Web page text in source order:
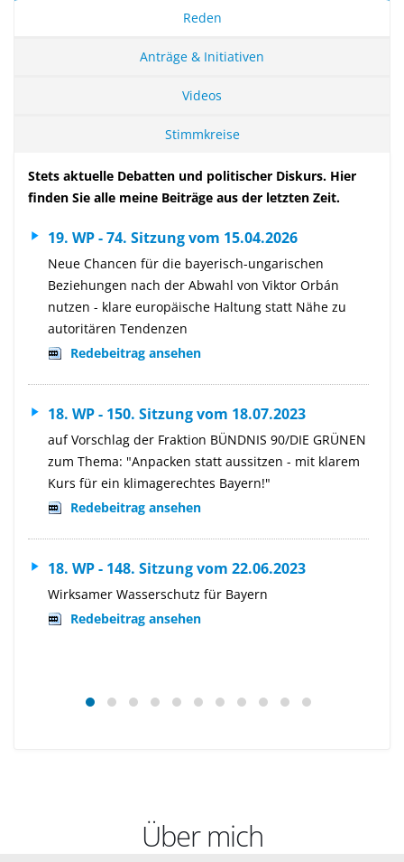
Reden
Anträge & Initiativen
Videos
Stimmkreise
Stets aktuelle Debatten und politischer Diskurs. Hier
finden Sie alle meine Beiträge aus der letzten Zeit.
19. WP - 74. Sitzung vom 15.04.2026
Neue Chancen für die bayerisch-ungarischen
Beziehungen nach der Abwahl von Viktor Orbán
nutzen - klare europäische Haltung statt Nähe zu
autoritären Tendenzen
Redebeitrag ansehen
18. WP - 150. Sitzung vom 18.07.2023
auf Vorschlag der Fraktion BÜNDNIS 90/DIE GRÜNEN
zum Thema: "Anpacken statt aussitzen - mit klarem
Kurs für ein klimagerechtes Bayern!"
Redebeitrag ansehen
18. WP - 148. Sitzung vom 22.06.2023
Wirksamer Wasserschutz für Bayern
Redebeitrag ansehen
Über mich